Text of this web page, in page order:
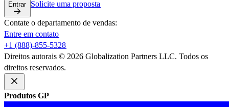
Entrar​​ Solicite uma proposta​​
Contate o departamento de vendas:​​
Entre em contato​​
+1 (888)-855-5328​​
Direitos autorais © 2026 Globalization Partners LLC. Todos os
direitos reservados.​​
Produtos GP​​